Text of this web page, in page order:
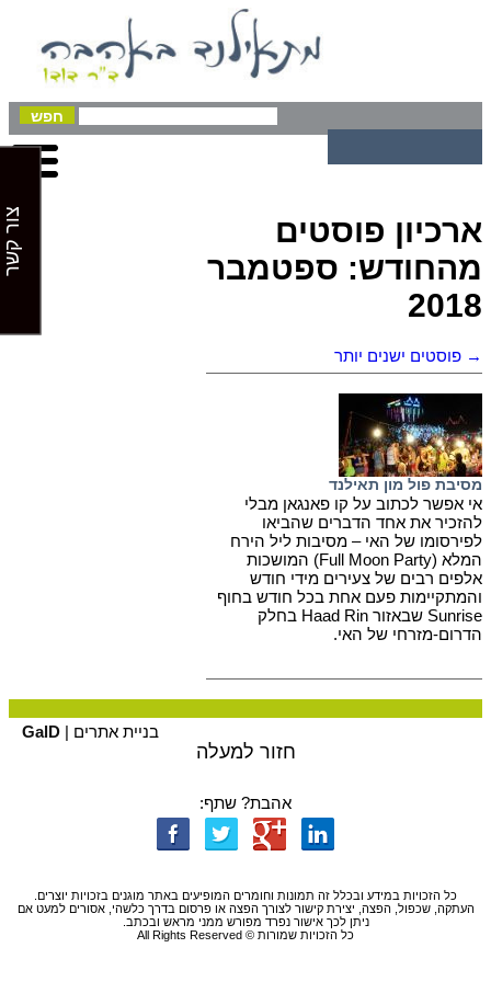
ארכיון פוסטים
מהחודש: ספטמבר
2018
→ פוסטים ישנים יותר
מסיבת פול מון תאילנד
אי אפשר לכתוב על קו פאנגאן מבלי
להזכיר את אחד הדברים שהביאו
לפירסומו של האי – מסיבות ליל הירח
המלא (Full Moon Party) המושכות
אלפים רבים של צעירים מידי חודש
והמתקיימות פעם אחת בכל חודש בחוף
Sunrise שבאזור Haad Rin בחלק
הדרום-מזרחי של האי.
בניית אתרים | GalD
חזור למעלה
אהבת? שתף:
כל הזכויות במידע ובכלל זה תמונות וחומרים המופיעים באתר מוגנים בזכויות יוצרים.
העתקה, שכפול, הפצה, יצירת קישור לצורך הפצה או פרסום בדרך כלשהי, אסורים למעט אם
ניתן לכך אישור נפרד מפורש ממני מראש ובכתב.
כל הזכויות שמורות © All Rights Reserved
צור קשר